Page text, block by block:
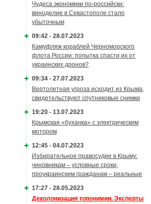
Чудеса экономики по-российски:
виноделие в Севастополе стало
убыточным
09:42 - 28.07.2023
Камуфляж кораблей Черноморского
флота России: попытка спасти их от
украинских дронов?
09:34 - 27.07.2023
Вертолетная угроза исходит из Крыма,
свидетельствуют спутниковые снимки
19:20 - 13.07.2023
Крымская «буханка» с электрическим
мотором
12:45 - 04.07.2023
Избирательное правосудие в Крыму:
чиновникам – условные сроки,
проукраинским гражданам – реальные
17:27 - 28.05.2023
Деколонизация топонимии. Эксперты